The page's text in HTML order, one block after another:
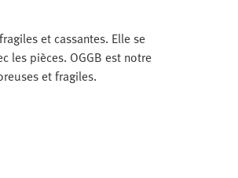
et cassantes. Elle se
les pièces. OGGB est notre
et fragiles.